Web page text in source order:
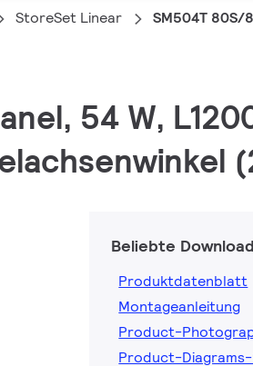
StoreSet Linear SM504T 80S/
54 W,
Beliebte
Produktdatenblatt
Montageanleitung
Product-
Product-Diagrams-